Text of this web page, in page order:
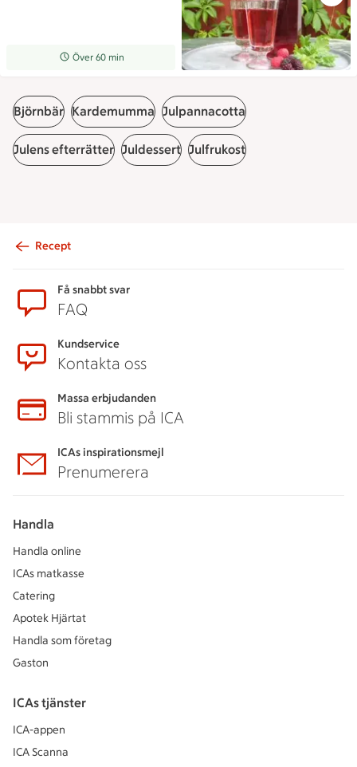
Receptet tar Över 60 min att tillaga
Över 60 min
Björnbär Kardemumma Julpannacotta
Julens efterrätter Juldessert Julfrukost
Recept
Få snabbt svar
FAQ
Kundservice
Kontakta oss
Massa erbjudanden
Bli stammis på ICA
ICAs inspirationsmejl
Prenumerera
Handla
Handla online
ICAs matkasse
Catering
Apotek Hjärtat
Handla som företag
Gaston
ICAs tjänster
ICA-appen
ICA Scanna